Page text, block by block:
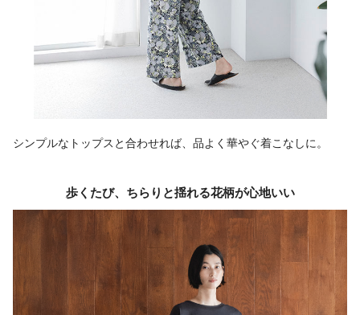
シンプルなトップスと合わせれば、品よく華やぐ着こなしに。
歩くたび、ちらりと揺れる花柄が心地いい